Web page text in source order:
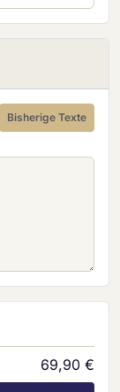
Bisherige Texte
69,90 €